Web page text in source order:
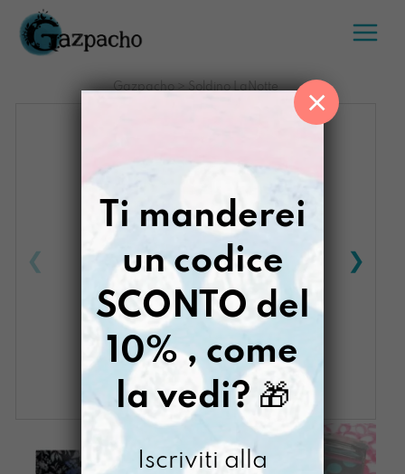
Salta
contenuto
Gazpacho > Soldino LaNotte
Ti manderei
un codice
SCONTO del
10% , come
la vedi? 🎁
Iscriviti alla
×